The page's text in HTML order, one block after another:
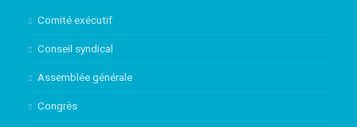
Comité exécutif
Conseil syndical
Assemblée générale
Congrès